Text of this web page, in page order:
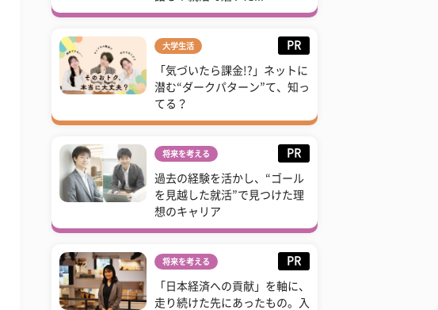
大学生活 PR
「気づいたら課金!?」ネットに
潜む“ダークパターン”て、知っ
てる？
将来を考える PR
過去の経験を活かし、“ゴール
を見越した就活”で見つけた理
想のキャリア
将来を考える PR
「日本経済への貢献」を軸に、
走り続けた先にあったもの。入